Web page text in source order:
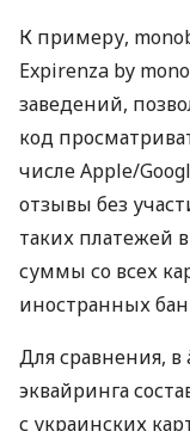
К примеру,
Expirenza by
заведений,
код
числе Apple/
отзывы без
таких платежей
суммы со всех
иностранных
Для сравнения, в
эквайринга
с украинских